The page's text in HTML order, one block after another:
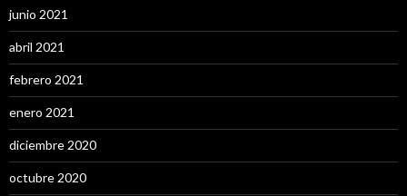
junio 2021
abril 2021
febrero 2021
enero 2021
diciembre 2020
octubre 2020